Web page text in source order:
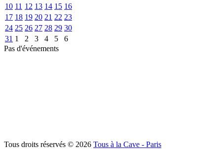
10 11 12 13 14 15 16
17 18 19 20 21 22 23
24 25 26 27 28 29 30
31 1 2 3 4 5
6
Pas d'événements
Tous droits réservés © 2026 Tous à la Cave - Paris